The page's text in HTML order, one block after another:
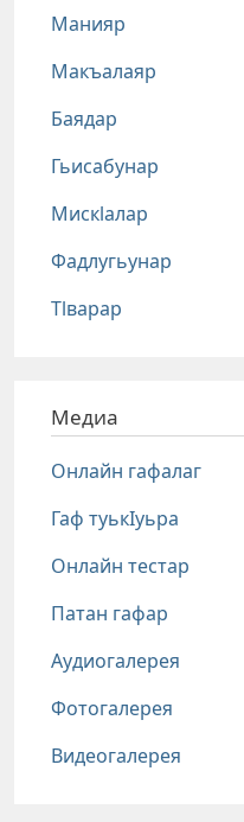
Манияр
Макъалаяр
Баядар
Гьисабунар
Мискlалар
Фадлугьунар
Тlварар
Медиа
Онлайн гафалаг
Гаф туькIуьра
Онлайн тестар
Патан гафар
Аудиогалерея
Фотогалерея
Видеогалерея